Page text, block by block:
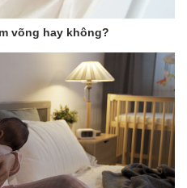
trẻ để đờm chảy ra ngoài, sau
trong 10 phút sau khi dùng
phẩm với áp suất tối thiểu để
giữa.
dịch vào mỗi mắt, cẩn thận
bề mặt của mắt,
khô, lặp lại thao tác cho mắt
mới. Trong trường hợp điều trị
trước khi nhỏ thuốc.
bằng nước muối sinh lý,
cho cả hai tai, lau sạch chất
võng hay không?